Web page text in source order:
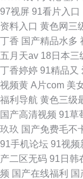
97视屏 91看片入口
资料入口 黄色网三
丁香 国产精品水多
五月天av 18日本三
丁香婷婷 91精品又
视频黄 A片com 美
福利导航 黄色三级
国产高清视频 91草
玖玖 国产免费毛不
91手机论坛 91视频
产二区无码 91日韩
频 国产在线福利 国